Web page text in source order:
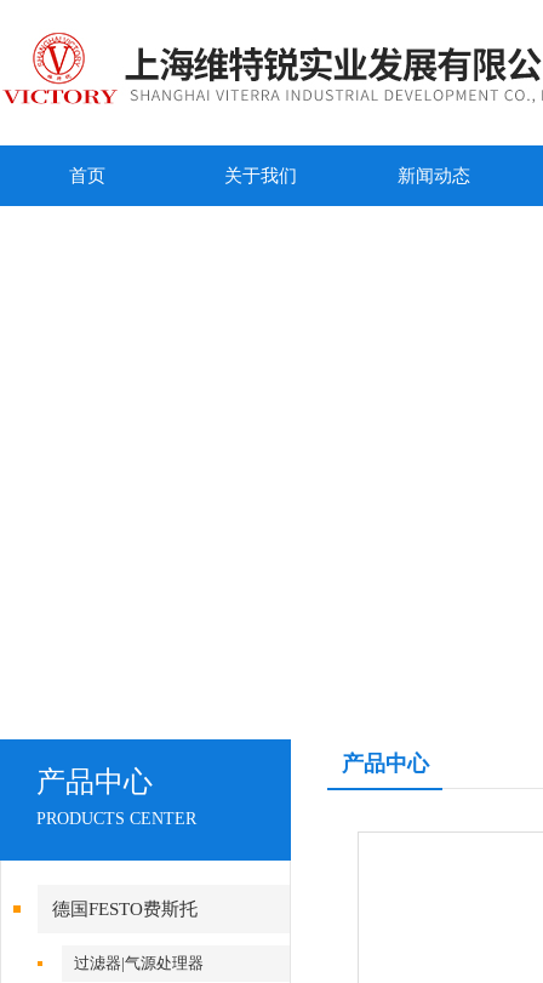
首页 关于我们 新闻动态
产品中心
PRODUCTS CENTER
德国FESTO费斯托
过滤器|气源处理器
产品中心